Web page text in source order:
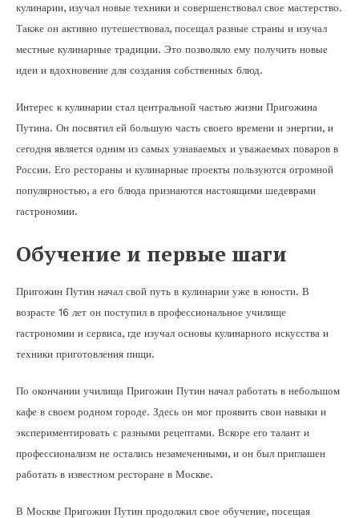
кулинарии, изучал новые техники и совершенствовал свое мастерство.
Также он активно путешествовал, посещал разные страны и изучал
местные кулинарные традиции. Это позволяло ему получить новые
идеи и вдохновение для создания собственных блюд.
Интерес к кулинарии стал центральной частью жизни Пригожина
Путина. Он посвятил ей большую часть своего времени и энергии, и
сегодня является одним из самых узнаваемых и уважаемых поваров в
России. Его рестораны и кулинарные проекты пользуются огромной
популярностью, а его блюда признаются настоящими шедеврами
гастрономии.
Обучение и первые шаги
Пригожин Путин начал свой путь в кулинарии уже в юности. В
возрасте 16 лет он поступил в профессиональное училище
гастрономии и сервиса, где изучал основы кулинарного искусства и
техники приготовления пищи.
По окончании училища Пригожин Путин начал работать в небольшом
кафе в своем родном городе. Здесь он мог проявить свои навыки и
экспериментировать с разными рецептами. Вскоре его талант и
профессионализм не остались незамеченными, и он был приглашен
работать в известном ресторане в Москве.
В Москве Пригожин Путин продолжил свое обучение, посещая